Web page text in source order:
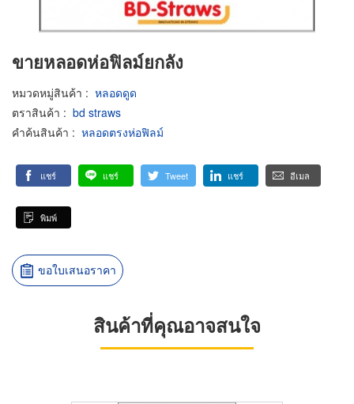
ขายหลอดห่อฟิลม์ยกลัง
หมวดหมู่สินค้า : หลอดดูด
ตราสินค้า : bd straws
คำค้นสินค้า : หลอดตรงห่อฟิลม์
แชร์ แชร์ Tweet แชร์ อีเมล
พิมพ์
ขอใบเสนอราคา
สินค้าที่คุณอาจสนใจ